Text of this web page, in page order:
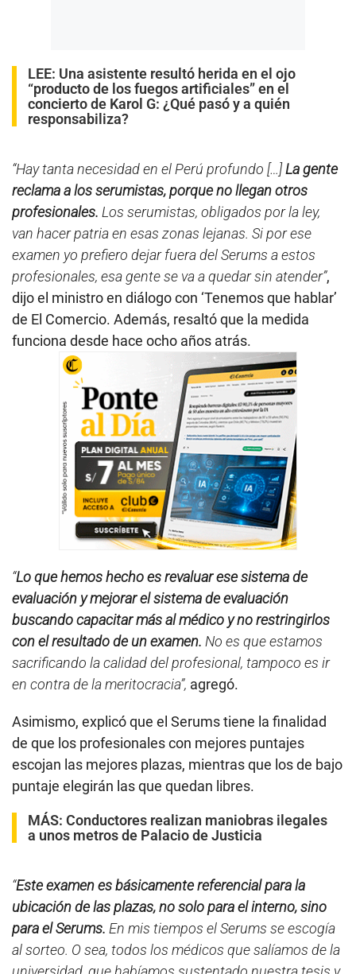
LEE: Una asistente resultó herida en el ojo
“producto de los fuegos artificiales” en el
concierto de Karol G: ¿Qué pasó y a quién
responsabiliza?
“Hay tanta necesidad en el Perú profundo […]La gente
reclama a los serumistas, porque no llegan otros
profesionales. Los serumistas, obligados por la ley,
van hacer patria en esas zonas lejanas. Si por ese
examen yo prefiero dejar fuera del Serums a estos
profesionales, esa gente se va a quedar sin atender”,
dijo el ministro en diálogo con ‘Tenemos que hablar’
de El Comercio. Además, resaltó que la medida
funciona desde hace ocho años atrás.
“Lo que hemos hecho es revaluar ese sistema de
evaluación y mejorar el sistema de evaluación
buscando capacitar más al médico y no restringirlos
con el resultado de un examen. No es que estamos
sacrificando la calidad del profesional, tampoco es ir
en contra de la meritocracia”, agregó.
Asimismo, explicó que el Serums tiene la finalidad
de que los profesionales con mejores puntajes
escojan las mejores plazas, mientras que los de bajo
puntaje elegirán las que quedan libres.
MÁS: Conductores realizan maniobras ilegales
a unos metros de Palacio de Justicia
“Este examen es básicamente referencial para la
ubicación de las plazas, no solo para el interno, sino
para el Serums. En mis tiempos el Serums se escogía
al sorteo. O sea, todos los médicos que salíamos de la